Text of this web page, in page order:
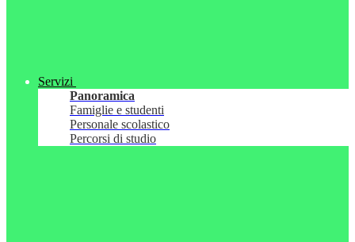
Servizi
Panoramica
Famiglie e studenti
Personale scolastico
Percorsi di studio